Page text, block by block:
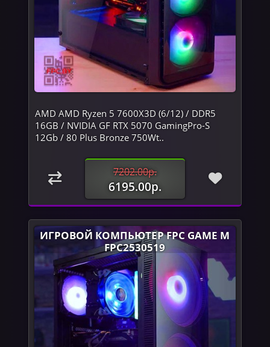
AMD AMD Ryzen 5 7600X3D (6/12) / DDR5
16GB / NVIDIA GF RTX 5070 GamingPro-S
12Gb / 80 Plus Bronze 750Wt..
7202.00р.
6195.00р.
ИГРОВОЙ КОМПЬЮТЕР FPC GAME M
FPC2530519